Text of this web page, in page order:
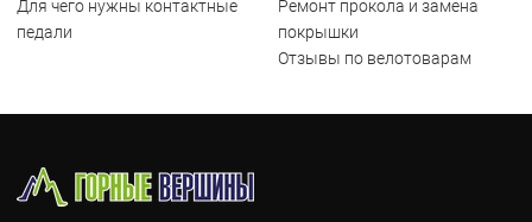
Для чего нужны контактные
педали
Ремонт прокола и замена
покрышки
Отзывы по велотоварам